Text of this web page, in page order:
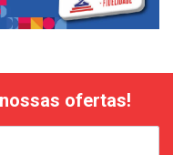
ofertas!